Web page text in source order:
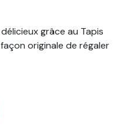
grâce au Tapis
originale de régaler